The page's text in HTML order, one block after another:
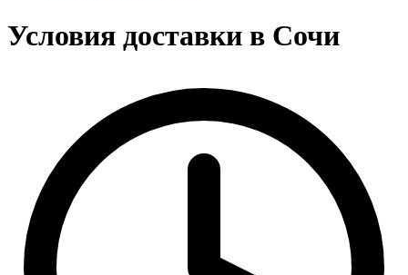
Условия доставки в Сочи